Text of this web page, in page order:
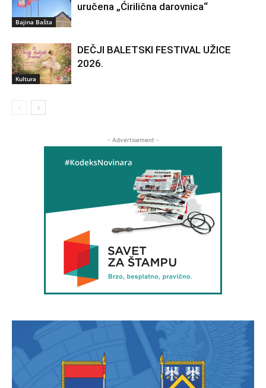
Bajina Bašta
uručena „Ćirilična darovnica“
Kultura
DEČJI BALETSKI FESTIVAL UŽICE
2026.
- Advertisement -